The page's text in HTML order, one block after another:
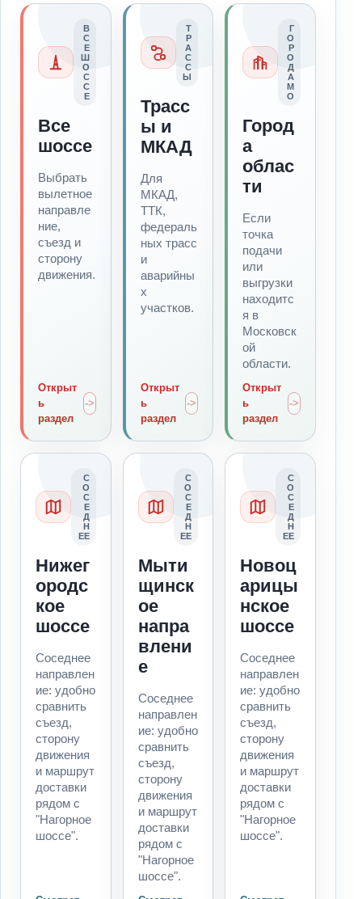
В
С
Е
Ш
О
С
С
Е
Все
шоссе
Выбрать
вылетное
направле
ние,
съезд и
сторону
движения.
Открыт
ь
раздел
Т
Р
А
С
С
Ы
Трасс
ы и
МКАД
Для
МКАД,
ТТК,
федераль
ных трасс
и
аварийны
х
участков.
Открыт
ь
раздел
Г
О
Р
О
Д
А
М
О
Город
а
облас
ти
Если
точка
подачи
или
выгрузки
находитс
я в
Московск
ой
области.
Открыт
ь
раздел
С
О
С
Е
Д
Н
ЕЕ
Нижег
ородс
кое
шоссе
Соседнее
направлен
ие: удобно
сравнить
съезд,
сторону
движения
и маршрут
доставки
рядом с
"Нагорное
шоссе".
С
О
С
Е
Д
Н
ЕЕ
Мыти
щинск
ое
напра
влени
е
Соседнее
направлен
ие: удобно
сравнить
съезд,
сторону
движения
и маршрут
доставки
рядом с
"Нагорное
шоссе".
С
О
С
Е
Д
Н
ЕЕ
Новоц
арицы
нское
шоссе
Соседнее
направлен
ие: удобно
сравнить
съезд,
сторону
движения
и маршрут
доставки
рядом с
"Нагорное
шоссе".